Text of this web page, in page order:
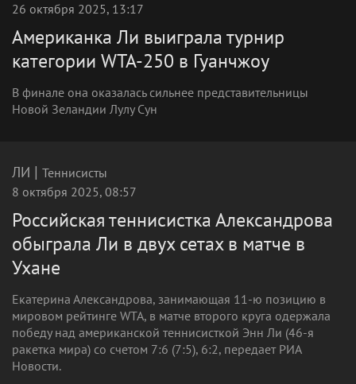
26 октября 2025, 13:17
Американка Ли выиграла турнир
категории WTA-250 в Гуанчжоу
В финале она оказалась сильнее представительницы
Новой Зеландии Лулу Сун
ЛИ | Теннисисты
8 октября 2025, 08:57
Российская теннисистка Александрова
обыграла Ли в двух сетах в матче в
Ухане
Екатерина Александрова, занимающая 11-ю позицию в
мировом рейтинге WTA, в матче второго круга одержала
победу над американской теннисисткой Энн Ли (46-я
ракетка мира) со счетом 7:6 (7:5), 6:2, передает РИА
Новости.